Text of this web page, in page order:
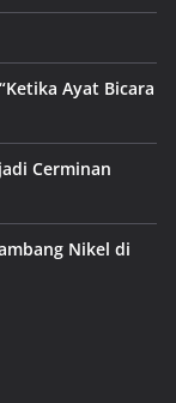
Ayat Bicara
Cerminan
Nikel di